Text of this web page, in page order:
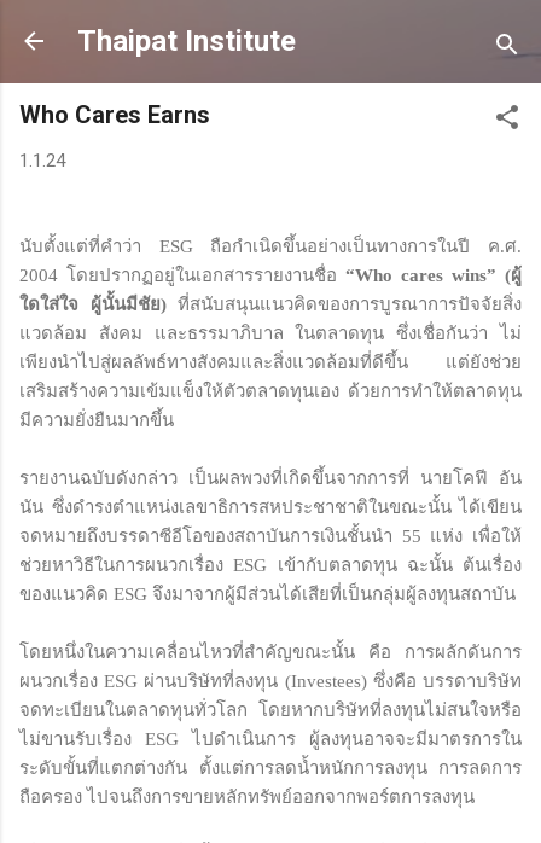
Skip to main content
Thaipat Institute
Who Cares Earns
1.1.24
นับตั้งแต่ที่คำว่า ESG ถือกำเนิดขึ้นอย่างเป็นทางการในปี ค.ศ.
2004 โดยปรากฏอยู่ในเอกสารรายงานชื่อ “Who cares wins” (ผู้
ใดใส่ใจ ผู้นั้นมีชัย)ที่สนับสนุนแนวคิดของการบูรณาการปัจจัยสิ่ง
แวดล้อม สังคม และธรรมาภิบาล ในตลาดทุน ซึ่งเชื่อกันว่า ไม่
เพียงนำไปสู่ผลลัพธ์ทางสังคมและสิ่งแวดล้อมที่ดีขึ้น แต่ยังช่วย
เสริมสร้างความเข้มแข็งให้ตัวตลาดทุนเอง ด้วยการทำให้ตลาดทุน
มีความยั่งยืนมากขึ้น
รายงานฉบับดังกล่าว เป็นผลพวงที่เกิดขึ้นจากการที่ นายโคฟี อัน
นัน ซึ่งดำรงตำแหน่งเลขาธิการสหประชาชาติในขณะนั้น ได้เขียน
จดหมายถึงบรรดาซีอีโอของสถาบันการเงินชั้นนำ 55 แห่ง เพื่อให้
ช่วยหาวิธีในการผนวกเรื่อง ESG เข้ากับตลาดทุน ฉะนั้น ต้นเรื่อง
ของแนวคิด ESG จึงมาจากผู้มีส่วนได้เสียที่เป็นกลุ่มผู้ลงทุนสถาบัน
โดยหนึ่งในความเคลื่อนไหวที่สำคัญขณะนั้น คือ การผลักดันการ
ผนวกเรื่อง ESG ผ่านบริษัทที่ลงทุน (Investees) ซึ่งคือ บรรดาบริษัท
จดทะเบียนในตลาดทุนทั่วโลก โดยหากบริษัทที่ลงทุนไม่สนใจหรือ
ไม่ขานรับเรื่อง ESG ไปดำเนินการ ผู้ลงทุนอาจจะมีมาตรการใน
ระดับขั้นที่แตกต่างกัน ตั้งแต่การลดน้ำหนักการลงทุน การลดการ
ถือครอง ไปจนถึงการขายหลักทรัพย์ออกจากพอร์ตการลงทุน